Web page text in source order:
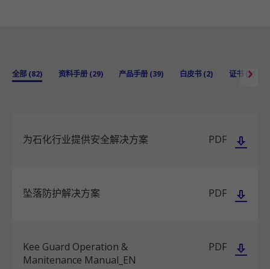
全部 (82) 资料手册 (29) 产品手册 (39) 白皮书 (2) 证书 (8)
为石化行业提供安全解决方案 PDF
坠落防护解决方案 PDF
Kee Guard Operation &
Manitenance Manual_EN
PDF